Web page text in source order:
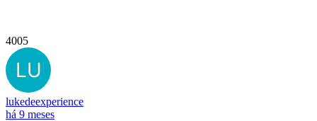
4005
lukedeexperience
há 9 meses